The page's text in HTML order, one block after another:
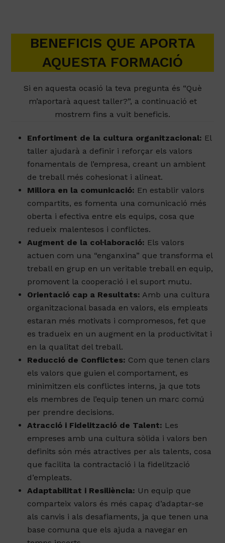
BENEFICIS QUE APORTA
AQUESTA FORMACIÓ
Si en aquesta ocasió la teva pregunta és “Què
mostrem fins a vuit beneficis.
Enfortiment de la cultura organitzacional:El
taller ajudarà a definir i reforçar els valors
fonamentals de l’empresa, creant un ambient
de treball més cohesionat i alineat.
Millora en la comunicació:En establir valors
compartits, es fomenta una comunicació més
oberta i efectiva entre els equips, cosa que
redueix malentesos i conflictes.
Augment de la col·laboració:Els valors
actuen com una “enganxina” que transforma el
treball en grup en un veritable treball en equip,
promovent la cooperació i el suport mutu.
Orientació cap a Resultats:Amb una cultura
organitzacional basada en valors, els empleats
estaran més motivats i compromesos, fet que
es tradueix en un augment en la productivitat i
en la qualitat del treball.
Reducció de Conflictes: Com que tenen clars
els valors que guien el comportament, es
minimitzen els conflictes interns, ja que tots
els membres de l’equip tenen un marc comú
per prendre decisions.
Atracció i Fidelització de Talent: Les
empreses amb una cultura sòlida i valors ben
definits són més atractives per als talents, cosa
que facilita la contractació i la fidelització
d’empleats.
Adaptabilitat i Resiliència:Un equip que
comparteix valors és més capaç d’adaptar-se